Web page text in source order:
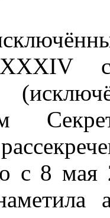
с 8 мая